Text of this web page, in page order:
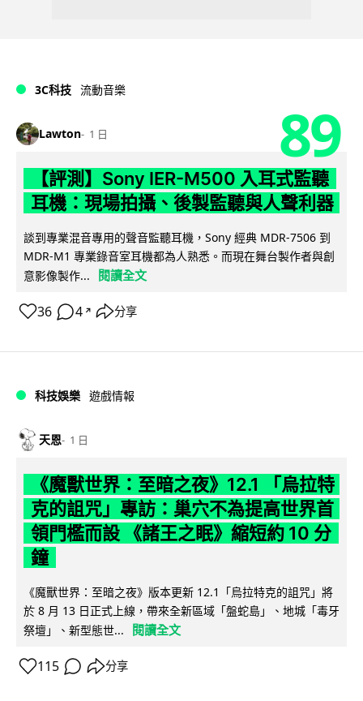
3C科技 流動音樂
Lawton 1 日 89
【評測】Sony IER-M500 入耳式監聽
耳機：現場拍攝、後製監聽與人聲利器
談到專業混音專用的聲音監聽耳機，Sony 經典 MDR-7506 到
MDR-M1 專業錄音室耳機都為人熟悉。而現在舞台製作者與創
意影像製作...
閱讀全文
36 4 ↗ 分享
科技娛樂 遊戲情報
天恩 1 日
《魔獸世界：至暗之夜》12.1 「烏拉特
克的詛咒」專訪：巢穴不為提高世界首
領門檻而設 《諸王之眠》縮短約 10 分
鐘
《魔獸世界：至暗之夜》版本更新 12.1「烏拉特克的詛咒」將
於 8 月 13 日正式上線，帶來全新區域「盤蛇島」、地城「毒牙
祭壇」、新型態世...
閱讀全文
115 分享